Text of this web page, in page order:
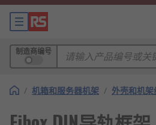
制造商编号
/ 机箱和服务器机架 / 外壳和机架